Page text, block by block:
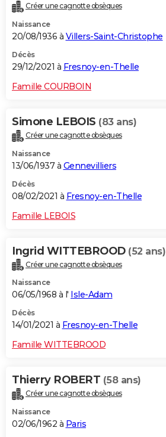
Créer une cagnotte obsèques
Naissance
20/08/1936 à Villers-Saint-Christophe
Décès
29/12/2021 à Fresnoy-en-Thelle
Famille COURBOIN
Simone LEBOIS (83 ans)
Créer une cagnotte obsèques
Naissance
13/06/1937 à Gennevilliers
Décès
08/02/2021 à Fresnoy-en-Thelle
Famille LEBOIS
Ingrid WITTEBROOD (52 ans)
Créer une cagnotte obsèques
Naissance
06/05/1968 à l' Isle-Adam
Décès
14/01/2021 à Fresnoy-en-Thelle
Famille WITTEBROOD
Thierry ROBERT (58 ans)
Créer une cagnotte obsèques
Naissance
02/06/1962 à Paris